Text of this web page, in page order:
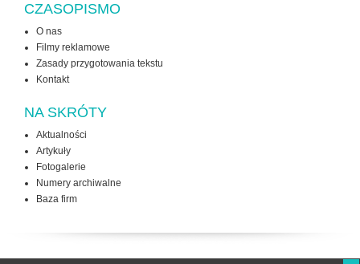
CZASOPISMO
O nas
Filmy reklamowe
Zasady przygotowania tekstu
Kontakt
NA SKRÓTY
Aktualności
Artykuły
Fotogalerie
Numery archiwalne
Baza firm